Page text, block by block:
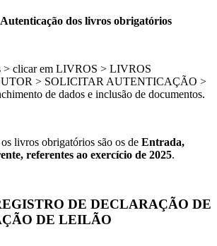
dos livros obrigatórios
> clicar em LIVROS > LIVROS
> SOLICITAR AUTENTICAÇÃO >
de dados e inclusão de documentos.
livros obrigatórios são os de Entrada,
referentes ao exercício de 2025.
DE DECLARAÇÃO DE
DE LEILÃO